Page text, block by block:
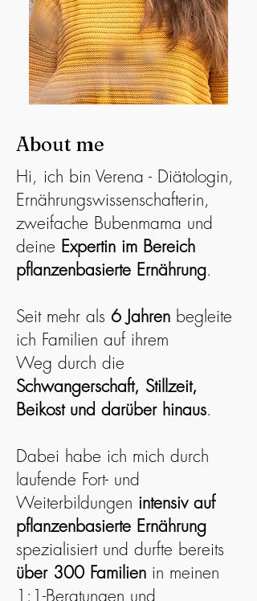
About me
Hi, ich bin Verena - Diätologin,
Ernährungswissenschafterin,
zweifache Bubenmama und
deine Expertin im Bereich
pflanzenbasierte Ernährung.
Seit mehr als 6 Jahren begleite
ich Familien auf ihrem
Weg durch die
Schwangerschaft, Stillzeit,
Beikost und darüber hinaus.
Dabei habe ich mich durch
laufende Fort- und
Weiterbildungen intensiv auf
pflanzenbasierte Ernährung
spezialisiert und durfte bereits
über 300 Familien in meinen
1:1-Beratungen und